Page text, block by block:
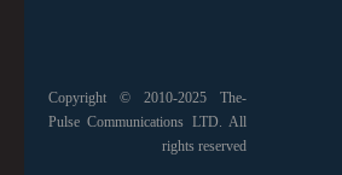
Copyright © 2010-2025 The-
Pulse Communications LTD. All
rights reserved